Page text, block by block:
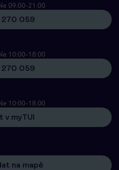
09:00-21:00
270 059
10:00-18:00
270 059
10:00-18:00
v myTUI
na mapě